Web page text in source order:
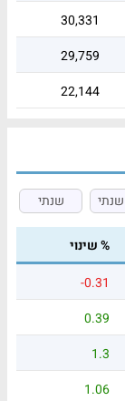
30,331
29,759
22,144
שנתי
% שינוי
-0.31
0.39
1.3
1.06